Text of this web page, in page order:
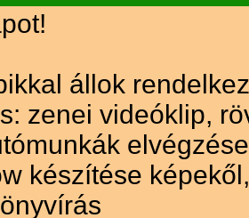
állok
zenei videóklip,
elvégzése
készítése